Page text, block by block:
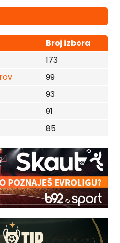
Broj izbora
173
99
93
91
85